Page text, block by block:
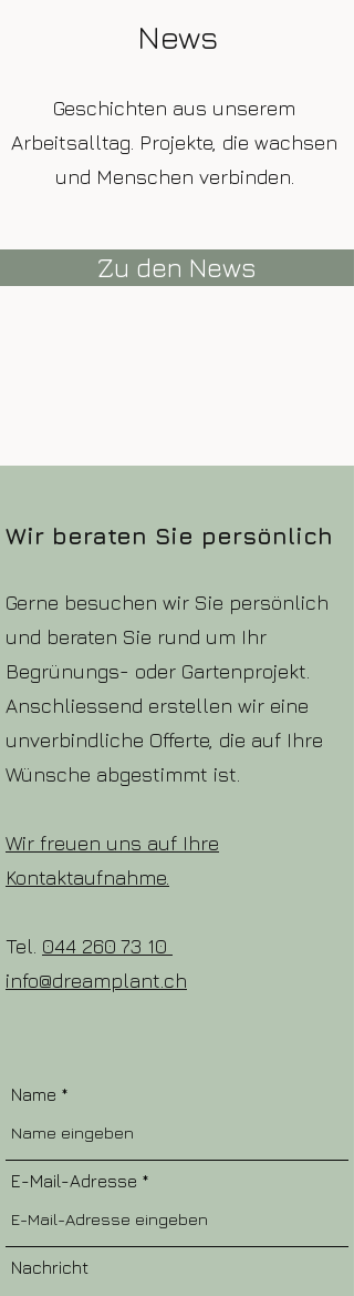
News
Geschichten aus unserem
Arbeitsalltag. Projekte, die wachsen
und Menschen verbinden.
Zu den News
Wir beraten Sie persönlich
Gerne besuchen wir Sie persönlich
und beraten Sie rund um Ihr
Begrünungs- oder Gartenprojekt.
Anschliessend erstellen wir eine
unverbindliche Offerte, die auf Ihre
Wünsche abgestimmt ist.
Wir freuen uns auf Ihre
Kontaktaufnahme.
Tel. 044 260 73 10
info@dreamplant.ch
Name
E-Mail-Adresse
Nachricht